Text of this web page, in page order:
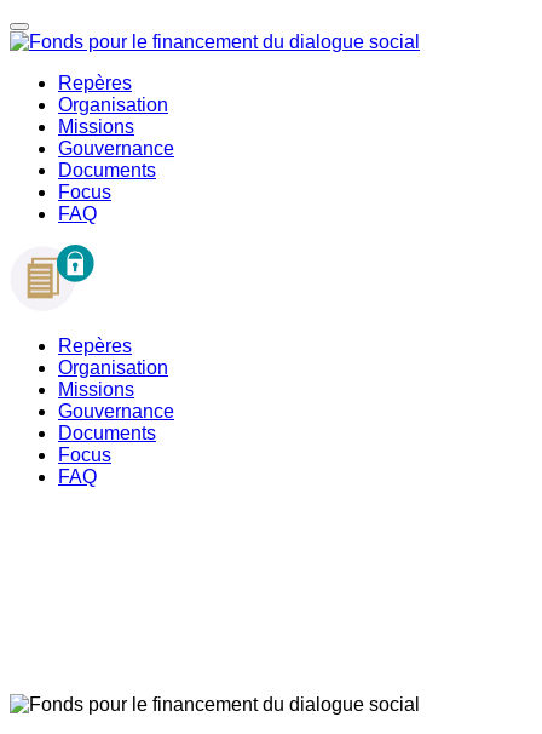
Repères
Organisation
Missions
Gouvernance
Documents
Focus
FAQ
Repères
Organisation
Missions
Gouvernance
Documents
Focus
FAQ